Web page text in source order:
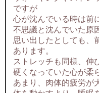
ですが
心が沈んでいる時は前
不思議と沈んでいた原
思い出したとしても、
あります。
ストレッチも同様、伸
硬くなっていた心が柔
あまり、肉体的疲労が